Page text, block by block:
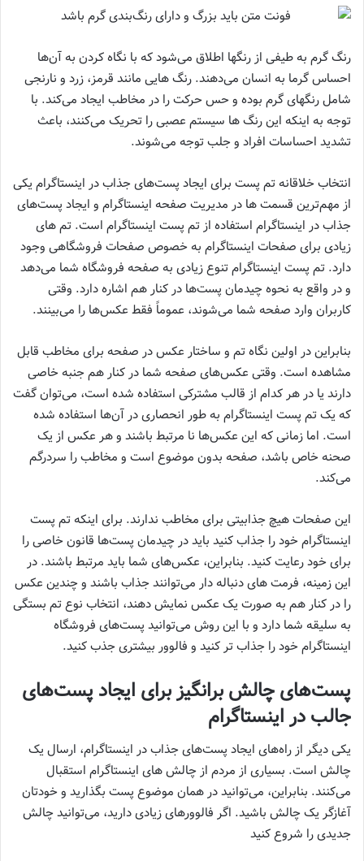
رنگ گرم به طیفی از رنگها اطلاق می‌شود که با نگاه کردن به آن‌ها
احساس گرما به انسان می‌دهند. رنگ‌ هایی مانند قرمز، زرد و نارنجی
شامل رنگهای گرم بوده و حس حرکت را در مخاطب ایجاد می‌کند. با
توجه به اینکه این رنگ‌ ها سیستم عصبی را تحریک می‌کنند، باعث
تشدید احساسات افراد و جلب توجه می‌شوند.
انتخاب خلاقانه تم پست برای ایجاد پست‌های جذاب در اینستاگرام یکی
از مهم‌ترین قسمت‌ ها در مدیریت صفحه اینستاگرام و ایجاد پست‌های
جذاب در اینستاگرام استفاده از تم پست اینستاگرام است. تم‌ های
زیادی برای صفحات اینستاگرام به خصوص صفحات فروشگاهی وجود
دارد. تم پست اینستاگرام تنوع زیادی به صفحه فروشگاه شما می‌دهد
و در واقع به نحوه چیدمان پست‌ها در کنار هم اشاره دارد. وقتی
کاربران وارد صفحه شما می‌شوند، عموماً فقط عکس‌ها را می‌بینند.
بنابراین در اولین نگاه تم و ساختار عکس در صفحه برای مخاطب قابل
مشاهده است. وقتی عکس‌های صفحه شما در کنار هم جنبه خاصی
دارند یا در هر کدام از قالب مشترکی استفاده شده است، می‌توان گفت
که یک تم پست اینستاگرام به طور انحصاری در آن‌ها استفاده شده
است. اما زمانی که این عکس‌ها نا مرتبط باشند و هر عکس از یک
صحنه خاص باشد، صفحه بدون موضوع است و مخاطب را سردرگم
می‌کند.
این صفحات هیچ جذابیتی برای مخاطب ندارند. برای اینکه تم پست
اینستاگرام خود را جذاب کنید باید در چیدمان پست‌ها قانون خاصی را
برای خود رعایت کنید. بنابراین، عکس‌های شما باید مرتبط باشند. در
این زمینه، فرمت‌ های دنباله دار می‌توانند جذاب باشند و چندین عکس
را در کنار هم به صورت یک عکس نمایش دهند، انتخاب نوع تم بستگی
به سلیقه شما دارد و با این روش می‌توانید پست‌های فروشگاه
اینستاگرام خود را جذاب تر کنید و فالوور بیشتری جذب کنید.
پست‌های چالش برانگیز برای ایجاد پست‌های
جالب در اینستاگرام
یکی دیگر از راه‌های ایجاد پست‌های جذاب در اینستاگرام، ارسال یک
چالش است. بسیاری از مردم از چالش‌ های اینستاگرام استقبال
می‌کنند. بنابراین، می‌توانید در همان موضوع پست بگذارید و خودتان
آغازگر یک چالش باشید. اگر فالوور‌های زیادی دارید، می‌توانید چالش
جدیدی را شروع کنید